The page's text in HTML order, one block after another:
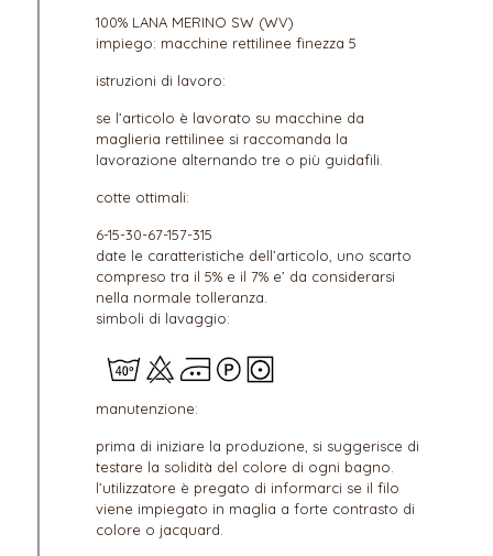
100% LANA MERINO SW (WV)
impiego: macchine rettilinee finezza 5
istruzioni di lavoro:
se l’articolo è lavorato su macchine da
maglieria rettilinee si raccomanda la
lavorazione alternando tre o più guidafili.
cotte ottimali:
6-15-30-67-157-315
date le caratteristiche dell’articolo, uno scarto
compreso tra il 5% e il 7% e’ da considerarsi
nella normale tolleranza.
simboli di lavaggio:
manutenzione:
prima di iniziare la produzione, si suggerisce di
testare la solidità del colore di ogni bagno.
l’utilizzatore è pregato di informarci se il filo
viene impiegato in maglia a forte contrasto di
colore o jacquard.